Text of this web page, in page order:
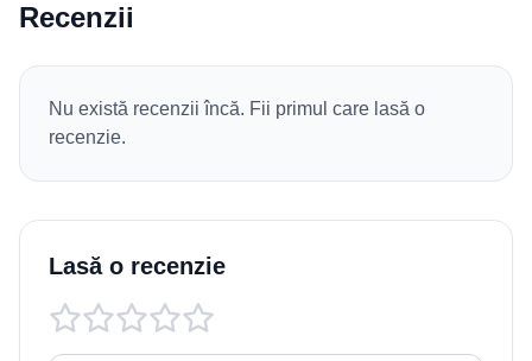
Recenzii
Nu există recenzii încă. Fii primul care lasă o
recenzie.
Lasă o recenzie